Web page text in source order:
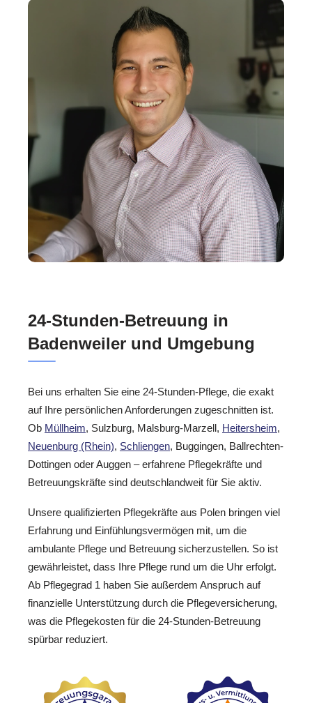
24-Stunden-Betreuung in
Badenweiler und Umgebung
Bei uns erhalten Sie eine 24-Stunden-Pflege, die exakt
auf Ihre persönlichen Anforderungen zugeschnitten ist.
Ob Müllheim, Sulzburg, Malsburg-Marzell, Heitersheim,
Neuenburg (Rhein), Schliengen, Buggingen, Ballrechten-
Dottingen oder Auggen – erfahrene Pflegekräfte und
Betreuungskräfte sind deutschlandweit für Sie aktiv.
Unsere qualifizierten Pflegekräfte aus Polen bringen viel
Erfahrung und Einfühlungsvermögen mit, um die
ambulante Pflege und Betreuung sicherzustellen. So ist
gewährleistet, dass Ihre Pflege rund um die Uhr erfolgt.
Ab Pflegegrad 1 haben Sie außerdem Anspruch auf
finanzielle Unterstützung durch die Pflegeversicherung,
was die Pflegekosten für die 24-Stunden-Betreuung
spürbar reduziert.